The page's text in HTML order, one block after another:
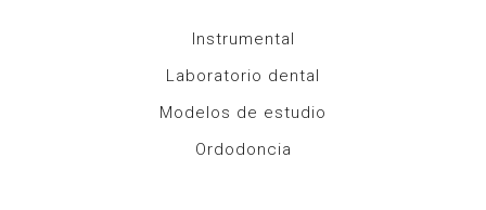
Instrumental
Laboratorio dental
Modelos de estudio
Ordodoncia